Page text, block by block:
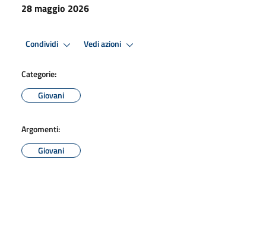
28 maggio 2026
Condividi Vedi azioni
Categorie:
Giovani
Argomenti:
Giovani